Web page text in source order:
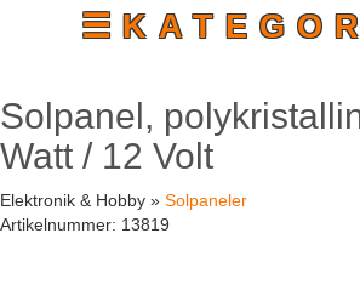
Solpanel,
Watt / 12 Volt
Elektronik & Hobby » Solpaneler
Artikelnummer: 13819